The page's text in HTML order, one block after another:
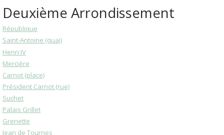
Deuxième Arrondissement
République
Saint-Antoine (quai)
Henri IV
Mercière
Carnot (place)
Président Carnot (rue)
Suchet
Palais Grillet
Grenette
Jean de Tournes